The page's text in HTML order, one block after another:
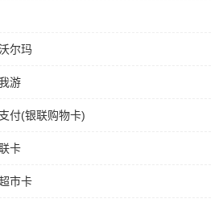
尔玛
游
付(银联购物卡)
卡
市卡